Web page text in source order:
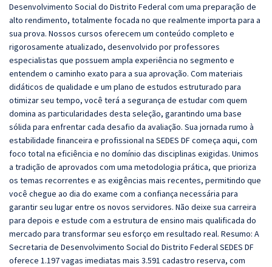
Desenvolvimento Social do Distrito Federal com uma preparação de
alto rendimento, totalmente focada no que realmente importa para a
sua prova. Nossos cursos oferecem um conteúdo completo e
rigorosamente atualizado, desenvolvido por professores
especialistas que possuem ampla experiência no segmento e
entendem o caminho exato para a sua aprovação. Com materiais
didáticos de qualidade e um plano de estudos estruturado para
otimizar seu tempo, você terá a segurança de estudar com quem
domina as particularidades desta seleção, garantindo uma base
sólida para enfrentar cada desafio da avaliação. Sua jornada rumo à
estabilidade financeira e profissional na SEDES DF começa aqui, com
foco total na eficiência e no domínio das disciplinas exigidas. Unimos
a tradição de aprovados com uma metodologia prática, que prioriza
os temas recorrentes e as exigências mais recentes, permitindo que
você chegue ao dia do exame com a confiança necessária para
garantir seu lugar entre os novos servidores. Não deixe sua carreira
para depois e estude com a estrutura de ensino mais qualificada do
mercado para transformar seu esforço em resultado real. Resumo: A
Secretaria de Desenvolvimento Social do Distrito Federal SEDES DF
oferece 1.197 vagas imediatas mais 3.591 cadastro reserva, com